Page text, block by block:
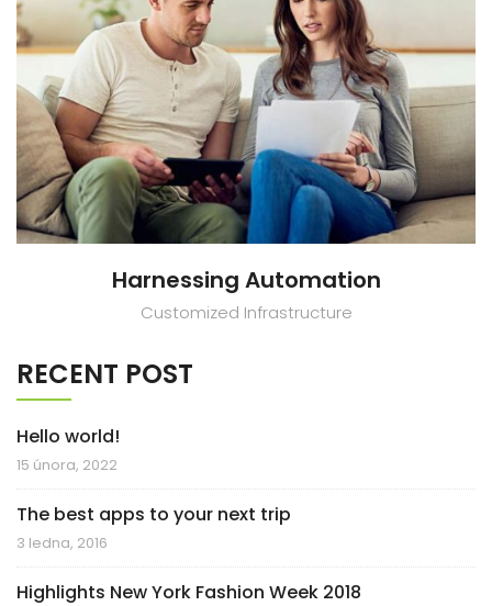
Harnessing Automation
Customized Infrastructure
RECENT POST
Hello world!
15 února, 2022
The best apps to your next trip
3 ledna, 2016
Highlights New York Fashion Week 2018